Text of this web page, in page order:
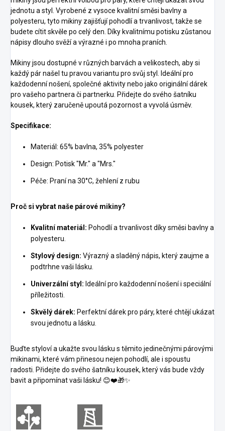
jednotu a styl. Vyrobené z vysoce kvalitní směsi bavlny a
polyesteru, tyto mikiny zajišťují pohodlí a trvanlivost, takže se
budete cítit skvěle po celý den. Díky kvalitnímu potisku zůstanou
nápisy dlouho svěží a výrazné i po mnoha praních.
Mikiny jsou dostupné v různých barvách a velikostech, aby si
každý pár našel tu pravou variantu pro svůj styl. Ideální pro
každodenní nošení, společné aktivity nebo jako originální dárek
pro vašeho partnera či partnerku. Přidejte do svého šatníku
kousek, který zaručeně upoutá pozornost a vyvolá úsměv.
Specifikace:
Materiál: 65% bavlna, 35% polyester
Design: Potisk "Mr." a "Mrs."
Péče: Praní na 30°C, žehlení z rubu
Proč si vybrat naše párové mikiny?
Kvalitní materiál: Pohodlí a trvanlivost díky směsi bavlny a
polyesteru.
Stylový design: Výrazný a sladěný nápis, který zaujme a
podtrhne vaši lásku.
Univerzální styl: Ideální pro každodenní nošení i speciální
příležitosti.
Skvělý dárek: Perfektní dárek pro páry, které chtějí ukázat
svou jednotu a lásku.
Buďte styloví a ukažte svou lásku s těmito jedinečnými párovými
mikinami, které vám přinesou nejen pohodlí, ale i spoustu
radosti. Přidejte do svého šatníku kousek, který vás bude vždy
bavit a připomínat vaši lásku! 😊❤️🎁✨